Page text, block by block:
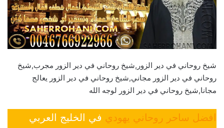
شيخ روحاني في دير الزور,شيخ روحاني في دير الزور مجرب,شيخ
روحاني في دير الزور مجاني,شيخ روحاني في دير الزور يعالج
مجانا,شيخ روحاني في دير الزور لوجه الله
افضل ساحر روحاني يهودي في الخليج العربي